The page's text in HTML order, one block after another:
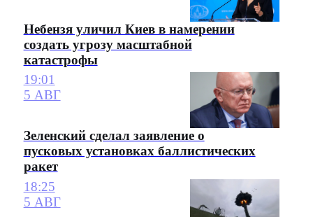
Небензя уличил Киев в намерении
создать угрозу масштабной
катастрофы
19:01
5 АВГ
Зеленский сделал заявление о
пусковых установках баллистических
ракет
18:25
5 АВГ